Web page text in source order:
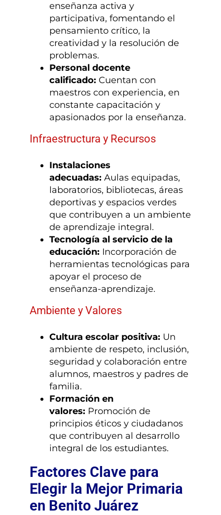
enseñanza activa y
participativa, fomentando el
pensamiento crítico, la
creatividad y la resolución de
problemas.
Personal docente
calificado: Cuentan con
maestros con experiencia, en
constante capacitación y
apasionados por la enseñanza.
Infraestructura y Recursos
Instalaciones
adecuadas: Aulas equipadas,
laboratorios, bibliotecas, áreas
deportivas y espacios verdes
que contribuyen a un ambiente
de aprendizaje integral.
Tecnología al servicio de la
educación: Incorporación de
herramientas tecnológicas para
apoyar el proceso de
enseñanza-aprendizaje.
Ambiente y Valores
Cultura escolar positiva: Un
ambiente de respeto, inclusión,
seguridad y colaboración entre
alumnos, maestros y padres de
familia.
Formación en
valores: Promoción de
principios éticos y ciudadanos
que contribuyen al desarrollo
integral de los estudiantes.
Factores Clave para
Elegir la Mejor Primaria
en Benito Juárez